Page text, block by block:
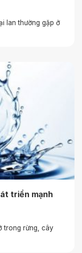
lan thường gặp ở
triển mạnh
trong rừng, cây